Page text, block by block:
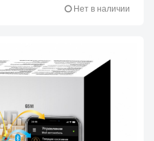
Нет в наличии